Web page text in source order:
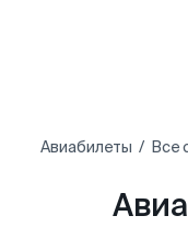
Авиабилеты Все